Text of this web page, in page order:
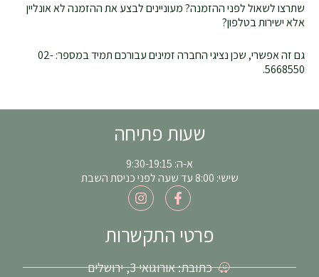
שתרצו לשאול לפני ההזמנה? מעוניינים לבצע את ההזמנה לא אונליין
אלא ישירות בטלפון?
גם זה אפשרי, שכן נציגי החברה זמינים עבורכם תמיד במספר: 02-
5668550.
שעות פתיחה
א-ה: 9:30-19:15
שישי: 8:00 עד שעה לפני כניסת השבת
F
a
c
e
b
o
I
n
s
t
a
r
פרטי התקשרות
כתובת: אורוגואי 3, ירושלים